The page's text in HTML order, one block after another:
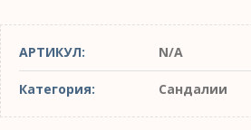
АРТИКУЛ: N/A
Категория: Сандалии